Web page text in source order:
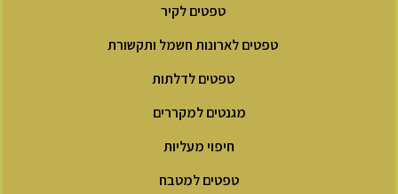
טפטים לקיר
טפטים לארונות חשמל ותקשורת
טפטים לדלתות
מגנטים למקררים
חיפוי מעליות
טפטים למטבח